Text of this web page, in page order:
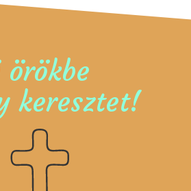
örökbe
keresztet!